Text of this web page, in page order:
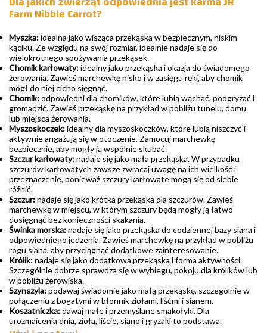
Farm Nibble Carrot?
Myszka:idealna jako wisząca przekąska w bezpiecznym, niskim
kąciku. Ze względu na swój rozmiar, idealnie nadaje się do
wielokrotnego spożywania przekąsek.
Chomik karłowaty:idealny jako przekąska i okazja do świadomego
żerowania. Zawieś marchewkę nisko i w zasięgu ręki, aby chomik
mógł do niej cicho sięgnąć.
Chomik:odpowiedni dla chomików, które lubią wąchać, podgryzać i
gromadzić. Zawieś przekąskę na przykład w pobliżu tunelu, domu
lub miejsca żerowania.
Myszoskoczek:idealny dla myszoskoczków, które lubią niszczyć i
aktywnie angażują się w otoczenie. Zamocuj marchewkę
bezpiecznie, aby mogły ją wspólnie skubać.
Szczur karłowaty:nadaje się jako mała przekąska. W przypadku
szczurów karłowatych zawsze zwracaj uwagę na ich wielkość i
przeznaczenie, ponieważ szczury karłowate mogą się od siebie
różnić.
Szczur:nadaje się jako krótka przekąska dla szczurów. Zawieś
marchewkę w miejscu, w którym szczury będą mogły ją łatwo
dosięgnąć bez konieczności skakania.
Świnka morska:nadaje się jako przekąska do codziennej bazy siana i
odpowiedniego jedzenia. Zawieś marchewkę na przykład w pobliżu
rogu siana, aby przyciągnąć dodatkowe zainteresowanie.
Królik:nadaje się jako dodatkowa przekąska i forma aktywności.
Szczególnie dobrze sprawdza się w wybiegu, pokoju dla królików lub
w pobliżu żerowiska.
Szynszyla:podawaj świadomie jako małą przekąskę, szczególnie w
połączeniu z bogatymi w błonnik ziołami, liśćmi i sianem.
Koszatniczka:dawaj małe i przemyślane smakołyki. Dla
urozmaicenia dnia, zioła, liście, siano i gryzaki to podstawa.